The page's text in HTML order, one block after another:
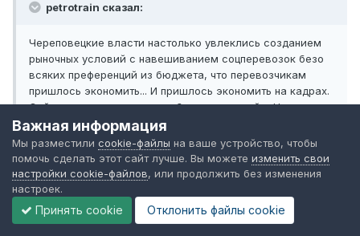
petrotrain сказал:
Череповецкие власти настолько увлеклись созданием
рыночных условий с навешиванием соцперевозок безо
всяких преференций из бюджета, что перевозчикам
пришлось экономить... И пришлось экономить на кадрах.
Сейчас по-моему нормы работы водителей в Череповце
не ниже, чем у гастарбайтеров на московских
маршрутках.
239538[/snapback]
Значит надо прихлопнуть эти рыночные условия - и всё.
petrotrain сказал:
Важная информация
Мы разместили cookie-файлы на ваше устройство, чтобы
помочь сделать этот сайт лучше. Вы можете изменить свои
настройки cookie-файлов, или продолжить без изменения
настроек.
Принять cookie Отклонить файлы сookie